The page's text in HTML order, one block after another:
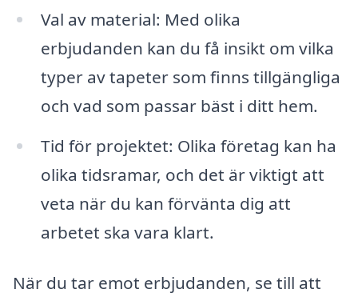
Val av material: Med olika
erbjudanden kan du få insikt om vilka
typer av tapeter som finns tillgängliga
och vad som passar bäst i ditt hem.
Tid för projektet: Olika företag kan ha
olika tidsramar, och det är viktigt att
veta när du kan förvänta dig att
arbetet ska vara klart.
När du tar emot erbjudanden, se till att